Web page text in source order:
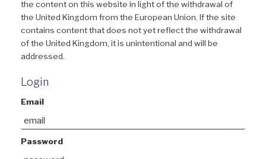
the content on this website in light of the withdrawal of
the United Kingdom from the European Union. If the site
contains content that does not yet reflect the withdrawal
of the United Kingdom, it is unintentional and will be
addressed.
Login
Email
Password